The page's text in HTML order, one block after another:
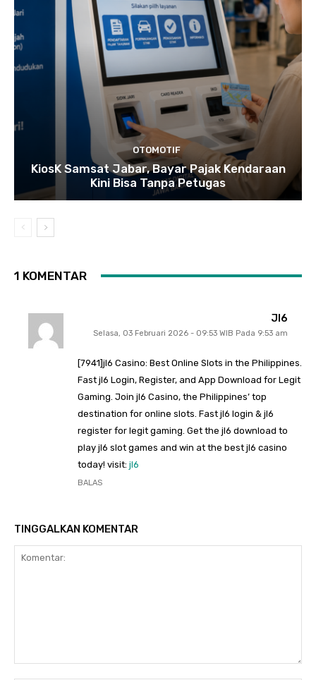
OTOMOTIF
KiosK Samsat Jabar, Bayar Pajak Kendaraan
Kini Bisa Tanpa Petugas
1 KOMENTAR
Jl6
Selasa, 03 Februari 2026 - 09:53 WIB Pada 9:53 am
[7941]jl6 Casino: Best Online Slots in the Philippines.
Fast jl6 Login, Register, and App Download for Legit
Gaming. Join jl6 Casino, the Philippines’ top
destination for online slots. Fast jl6 login & jl6
register for legit gaming. Get the jl6 download to
play jl6 slot games and win at the best jl6 casino
today! visit: jl6
BALAS
TINGGALKAN KOMENTAR